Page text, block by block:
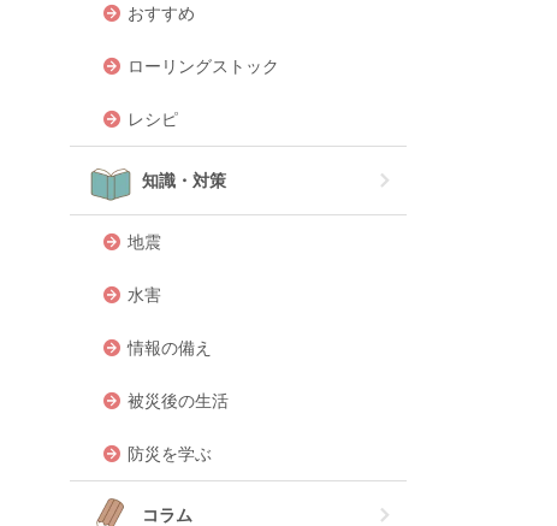
おすすめ
ローリングストック
レシピ
知識・対策
地震
水害
情報の備え
被災後の生活
防災を学ぶ
コラム